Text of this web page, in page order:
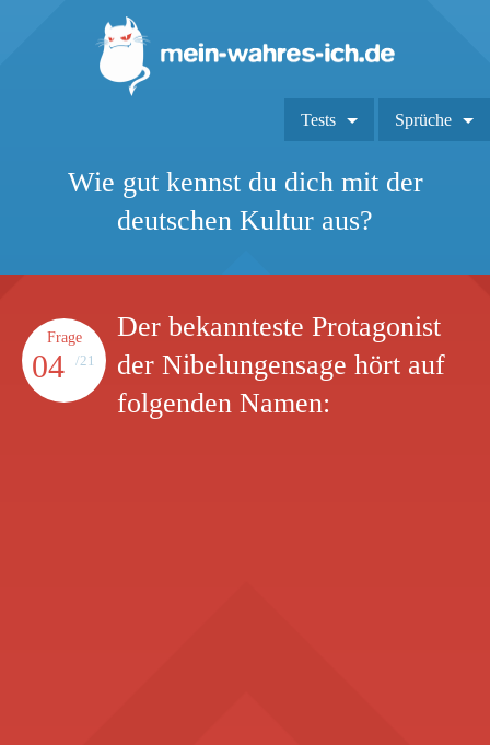
Tests Sprüche
Wie gut kennst du dich mit der
deutschen Kultur aus?
Frage
04 /21
Der bekannteste Protagonist
der Nibelungensage hört auf
folgenden Namen: